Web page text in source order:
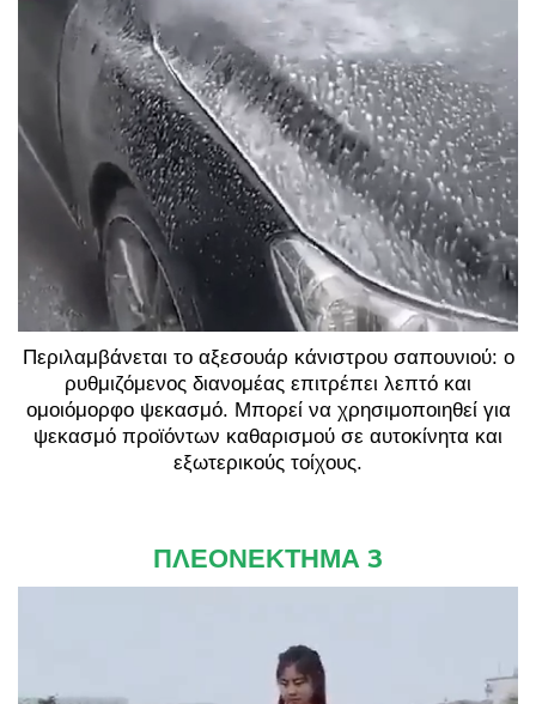
Περιλαμβάνεται το αξεσουάρ κάνιστρου σαπουνιού: ο
ρυθμιζόμενος διανομέας επιτρέπει λεπτό και
ομοιόμορφο ψεκασμό. Μπορεί να χρησιμοποιηθεί για
ψεκασμό προϊόντων καθαρισμού σε αυτοκίνητα και
εξωτερικούς τοίχους.
ΠΛΕΟΝΕΚΤΗΜΑ 3